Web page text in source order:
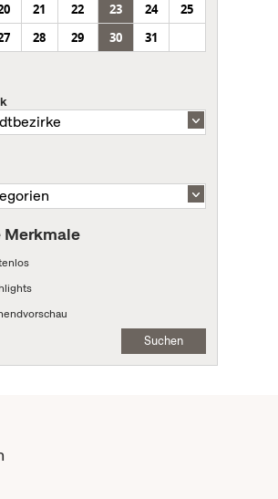
21 22 23 24
25
28 29 30 31
Merkmale
Suchen